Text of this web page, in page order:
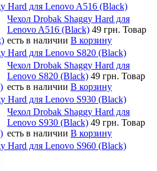
Hard для Lenovo A516 (Black)
Чехол Drobak Shaggy Hard для
Lenovo A516 (Black) 49 грн. Товар
есть в наличии В корзину
Hard для Lenovo S820 (Black)
Чехол Drobak Shaggy Hard для
Lenovo S820 (Black) 49 грн. Товар
есть в наличии В корзину
Hard для Lenovo S930 (Black)
Чехол Drobak Shaggy Hard для
Lenovo S930 (Black) 49 грн. Товар
есть в наличии В корзину
Hard для Lenovo S960 (Black)